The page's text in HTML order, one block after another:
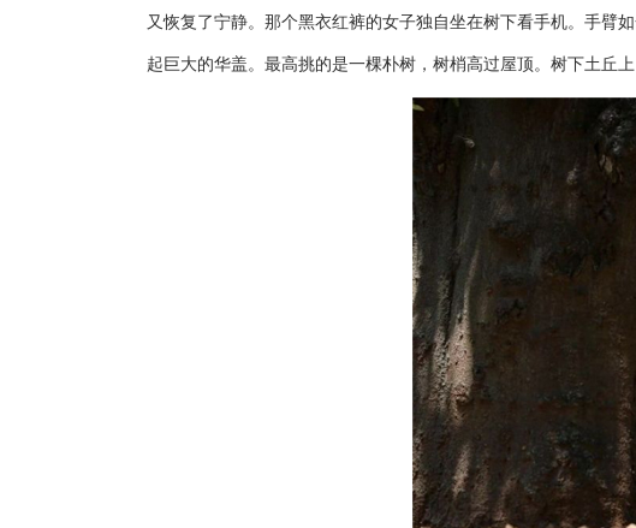
又恢复了宁静。那个黑衣红裤的女子独自坐在树下看手机。手臂
起巨大的华盖。最高挑的是一棵朴树，树梢高过屋顶。树下土丘